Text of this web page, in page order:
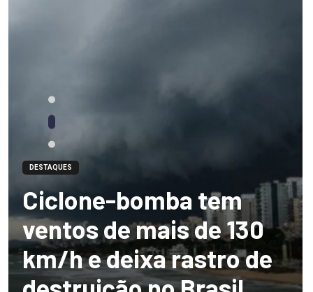
DESTAQUES
Ciclone-bomba tem
ventos de mais de 130
km/h e deixa rastro de